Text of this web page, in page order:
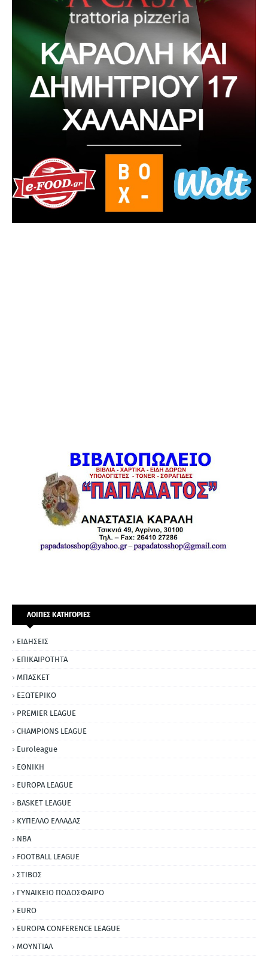
ΛΟΙΠΕΣ ΚΑΤΗΓΟΡΙΕΣ
ΕΙΔΗΣΕΙΣ
ΕΠΙΚΑΙΡΟΤΗΤΑ
ΜΠΑΣΚΕΤ
ΕΞΩΤΕΡΙΚΟ
PREMIER LEAGUE
CHAMPIONS LEAGUE
Euroleague
ΕΘΝΙΚΗ
EUROPA LEAGUE
BASKET LEAGUE
ΚΥΠΕΛΛΟ ΕΛΛΑΔΑΣ
NBA
FOOTBALL LEAGUE
ΣΤΙΒΟΣ
ΓΥΝΑΙΚΕΙΟ ΠΟΔΟΣΦΑΙΡΟ
EURO
EUROPA CONFERENCE LEAGUE
ΜΟΥΝΤΙΑΛ